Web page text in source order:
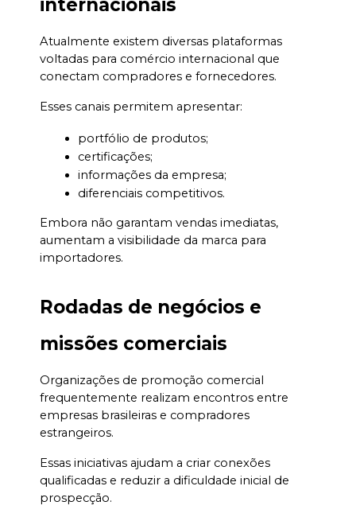
internacionais
Atualmente existem diversas plataformas
voltadas para comércio internacional que
conectam compradores e fornecedores.
Esses canais permitem apresentar:
portfólio de produtos;
certificações;
informações da empresa;
diferenciais competitivos.
Embora não garantam vendas imediatas,
aumentam a visibilidade da marca para
importadores.
Rodadas de negócios e
missões comerciais
Organizações de promoção comercial
frequentemente realizam encontros entre
empresas brasileiras e compradores
estrangeiros.
Essas iniciativas ajudam a criar conexões
qualificadas e reduzir a dificuldade inicial de
prospecção.